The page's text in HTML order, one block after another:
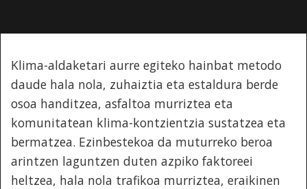
Klima-aldaketari aurre egiteko hainbat metodo
daude hala nola, zuhaiztia eta estaldura berde
osoa handitzea, asfaltoa murriztea eta
komunitatean klima-kontzientzia sustatzea eta
bermatzea. Ezinbestekoa da muturreko beroa
arintzen laguntzen duten azpiko faktoreei
heltzea, hala nola trafikoa murriztea, eraikinen